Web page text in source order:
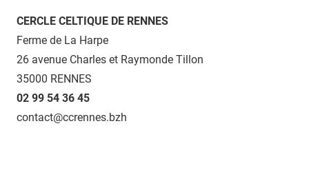
CERCLE CELTIQUE DE RENNES
Ferme de La Harpe
26 avenue Charles et Raymonde Tillon
35000 RENNES
02 99 54 36 45
contact@ccrennes.bzh